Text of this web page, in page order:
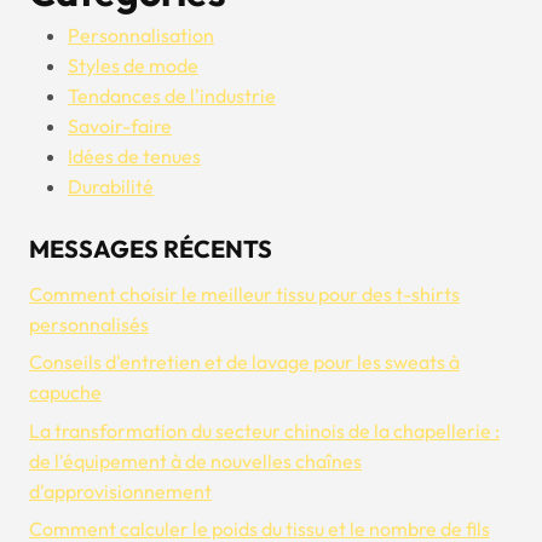
l'été
2025
Personnalisation
Styles de mode
Tendances de l'industrie
Savoir-faire
Idées de tenues
Durabilité
MESSAGES RÉCENTS
Comment choisir le meilleur tissu pour des t-shirts
personnalisés
Conseils d'entretien et de lavage pour les sweats à
capuche
La transformation du secteur chinois de la chapellerie :
de l'équipement à de nouvelles chaînes
d'approvisionnement
Comment calculer le poids du tissu et le nombre de fils